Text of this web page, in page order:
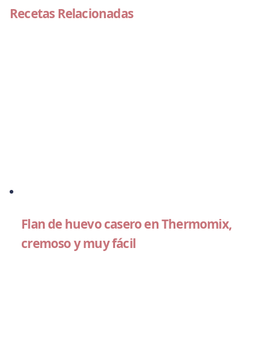
Recetas Relacionadas
Flan de huevo casero en Thermomix,
cremoso y muy fácil